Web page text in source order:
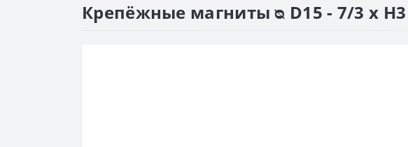
Крепёжные магниты ᴓ D15 - 7/3 x H3